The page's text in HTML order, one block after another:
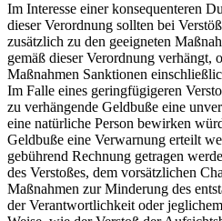
Im Interesse einer konsequenteren
dieser Verordnung sollten bei
zusätzlich zu den geeigneten
gemäß dieser Verordnung verhängt,
Maßnahmen Sanktionen
Im Falle eines geringfügigeren
zu verhängende Geldbuße eine
eine natürliche Person bewirken
Geldbuße eine Verwarnung erteilt
gebührend Rechnung getragen
des Verstoßes, dem vorsätzlichen
Maßnahmen zur Minderung des
der Verantwortlichkeit oder